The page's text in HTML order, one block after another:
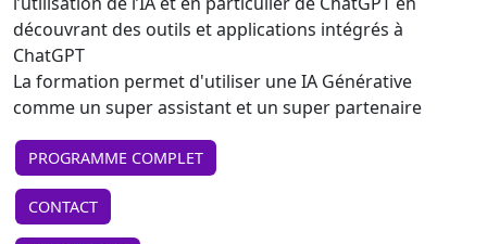
découvrant des outils et applications intégrés à
ChatGPT
La formation permet d'utiliser une IA Générative
comme un super assistant et un super partenaire
PROGRAMME COMPLET
CONTACT